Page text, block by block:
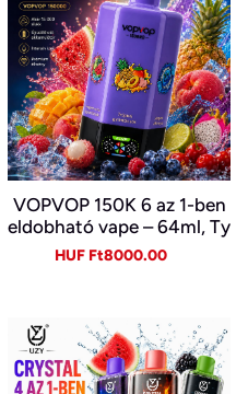
VOPVOP 150K 6 az 1-ben
eldobható vape – 64ml, Ty
pe-C, LED kijelző
Sale
HUF Ft8000.00